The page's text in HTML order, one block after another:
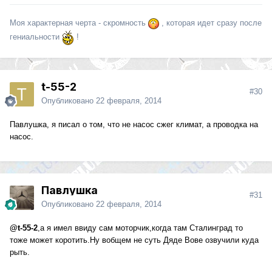
Моя характерная черта - скромность
, которая идет сразу после
гениальности
!
t-55-2
Опубликовано 22 февраля, 2014
#30
Павлушка, я писал о том, что не насос сжег климат, а проводка на
насос.
Павлушка
Опубликовано 22 февраля, 2014
#31
@t-55-2,а я имел ввиду сам моторчик,когда там Сталинград то
тоже может коротить.Ну вобщем не суть Дяде Вове озвучили куда
рыть.